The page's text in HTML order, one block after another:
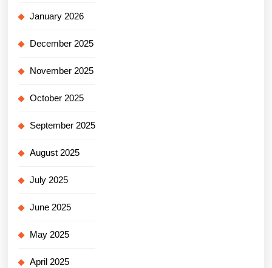
January 2026
December 2025
November 2025
October 2025
September 2025
August 2025
July 2025
June 2025
May 2025
April 2025